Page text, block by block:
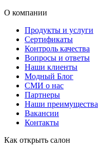
О компании
Продукты и услуги
Сертификаты
Контроль качества
Вопросы и ответы
Наши клиенты
Модный Блог
СМИ о нас
Партнеры
Наши преимущества
Вакансии
Контакты
Как открыть салон